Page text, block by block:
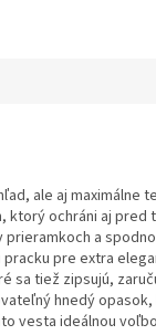
ale aj maximálne
ochráni aj pred
a
pre extra
sa tiež zipsujú,
hnedý
vesta ideálnou